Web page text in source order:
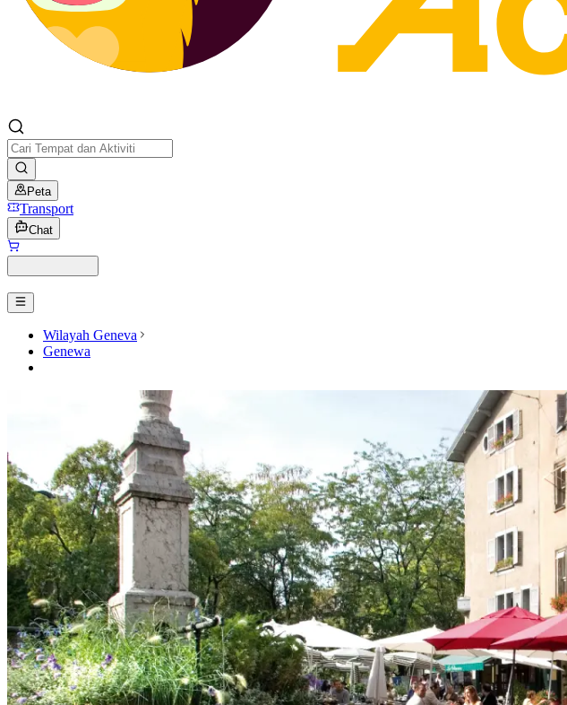
Peta
Transport
Chat
Wilayah Geneva
Genewa